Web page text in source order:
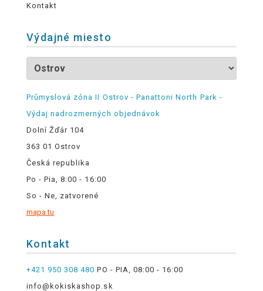
Kontakt
Výdajné miesto
Průmyslová zóna II Ostrov - Panattoni North Park -
Výdaj nadrozmerných objednávok
Dolní Žďár 104
363 01 Ostrov
Česká republika
Po - Pia, 8:00 - 16:00
So - Ne, zatvorené
mapa tu
Kontakt
+421 950 308 480 PO - PIA, 08:00 - 16:00
info@kokiskashop.sk